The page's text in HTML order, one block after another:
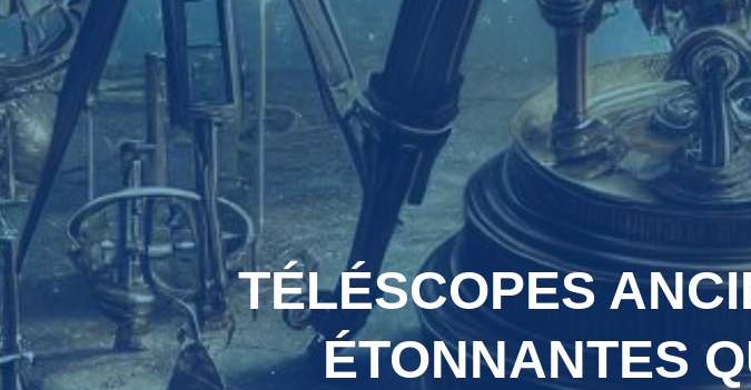
TÉLÉSCOPES
ÉTONNANTES